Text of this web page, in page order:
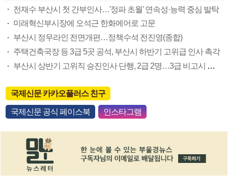
전재수 부산시 첫 간부인사…'정파 초월' 연속성·능력 중심 발탁
미래혁신부시장에 오석근 한화에어로 고문
부산시 정무라인 전면개편…정책수석 전진영(종합)
주택건축국장 등 3급 5곳 공석, 부산시 하반기 고위급 인사 촉각
부산시 상반기 고위직 승진인사 단행, 2급 2명…3급 비고시 출신 여성 약진
국제신문 카카오플러스 친구
국제신문 공식 페이스북 인스타그램